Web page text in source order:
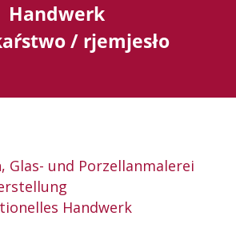
Handwerk
/ rjemjesło
Glas- und Porzellanmalerei
Handwerk